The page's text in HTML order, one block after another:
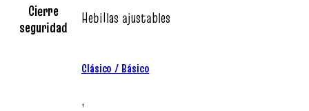
Cierre
seguridad
Hebillas ajustables
Clásico / Básico
,